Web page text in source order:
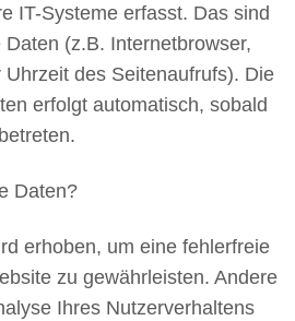
IT-Systeme erfasst. Das sind
(z.B. Internetbrowser,
des Seitenaufrufs). Die
erfolgt automatisch, sobald
Daten?
erhoben, um eine fehlerfreie
zu gewährleisten. Andere
Ihres Nutzerverhaltens